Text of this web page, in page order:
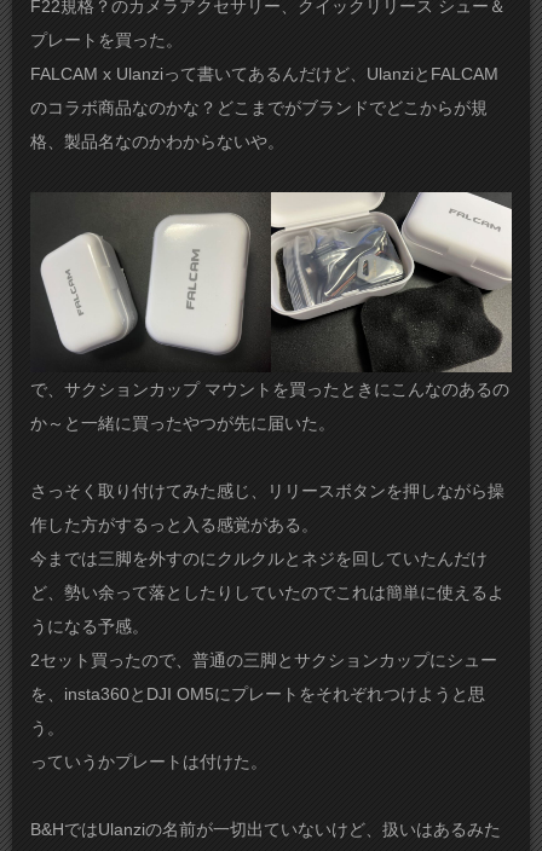
F22規格？のカメラアクセサリー、クイックリリース シュー＆
プレートを買った。
FALCAM x Ulanziって書いてあるんだけど、UlanziとFALCAM
のコラボ商品なのかな？どこまでがブランドでどこからが規
格、製品名なのかわからないや。
で、サクションカップ マウントを買ったときにこんなのあるの
か～と一緒に買ったやつが先に届いた。
さっそく取り付けてみた感じ、リリースボタンを押しながら操
作した方がするっと入る感覚がある。
今までは三脚を外すのにクルクルとネジを回していたんだけ
ど、勢い余って落としたりしていたのでこれは簡単に使えるよ
うになる予感。
2セット買ったので、普通の三脚とサクションカップにシュー
を、insta360とDJI OM5にプレートをそれぞれつけようと思
う。
っていうかプレートは付けた。
B&HではUlanziの名前が一切出ていないけど、扱いはあるみた